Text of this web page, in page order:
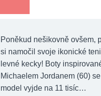
Poněkud nešikovně ovšem,
si namočil svoje ikonické
levné kecky! Boty
Michaelem Jordanem (60)
model vyjde na 11 tisíc…